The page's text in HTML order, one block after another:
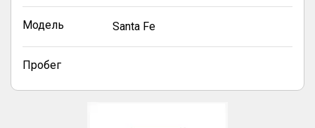
Модель Santa Fe
Пробег